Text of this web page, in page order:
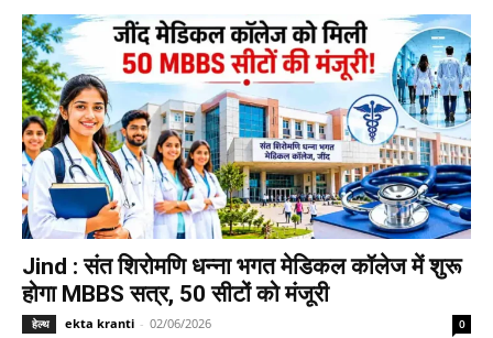
Jind : संत शिरोमणि धन्ना भगत मेडिकल कॉलेज में शुरू
होगा MBBS सत्र, 50 सीटों को मंजूरी
हेल्थ ekta kranti - 02/06/2026 0